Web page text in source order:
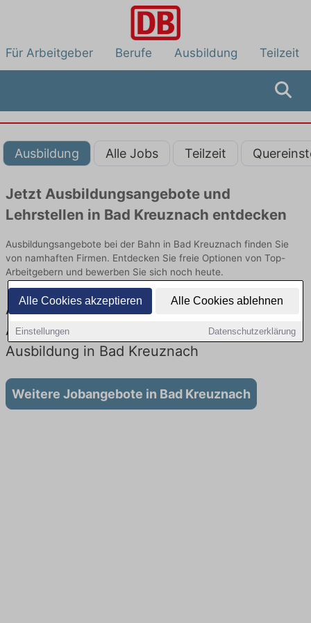
Alle Cookies akzeptieren Alle Cookies ablehnen
Einstellungen Datenschutzerklärung
Für Arbeitgeber Berufe Ausbildung Teilzeit
Ausbildung Alle Jobs Teilzeit
Jetzt Ausbildungsangebote und
Lehrstellen in Bad Kreuznach entdecken
Ausbildungsangebote bei der Bahn in Bad Kreuznach finden Sie
von namhaften Firmen. Entdecken Sie freie Optionen von Top-
Arbeitgebern und bewerben Sie sich noch heute.
Ausbildung in Bad Kreuznach bei der Bahn:
Aktuell gibt es keine Stellenangebote für
Ausbildung in Bad Kreuznach
Weitere Jobangebote in Bad Kreuznach